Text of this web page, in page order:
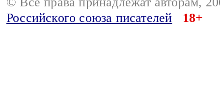
Российского союза писателей
18+